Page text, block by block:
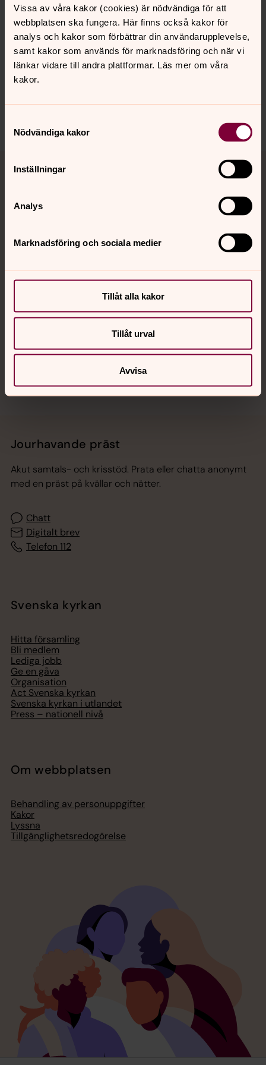
Vissa av våra kakor (cookies) är nödvändiga för att
webbplatsen ska fungera. Här finns också kakor för
analys och kakor som förbättrar din användarupplevelse,
samt kakor som används för marknadsföring och när vi
länkar vidare till andra plattformar. Läs mer om våra
kakor.
Nödvändiga kakor
Inställningar
Analys
Marknadsföring och sociala medier
Tillåt alla kakor
Tillåt urval
Avvisa
Senast ändrad 14 oktober 2024
Synpunkter eller frågor på sidans
innehåll?
Kontakt
Sociala kanaler
Jourhavande präst
Akut samtals- och krisstöd. Prata eller chatta anonymt
med en präst på kvällar och nätter.
Chatt
Digitalt brev
Telefon 112
Svenska kyrkan
Hitta församling
Bli medlem
Lediga jobb
Ge en gåva
Organisation
Act Svenska kyrkan
Svenska kyrkan i utlandet
Press – nationell nivå
Om webbplatsen
Behandling av personuppgifter
Kakor
Lyssna
Tillgänglighetsredogörelse